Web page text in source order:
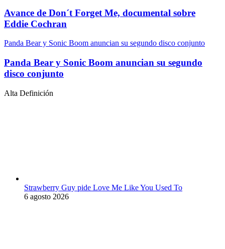
Avance de Don´t Forget Me, documental sobre
Eddie Cochran
Panda Bear y Sonic Boom anuncian su segundo disco conjunto
Panda Bear y Sonic Boom anuncian su segundo
disco conjunto
Alta Definición
Strawberry Guy pide Love Me Like You Used To
6 agosto 2026